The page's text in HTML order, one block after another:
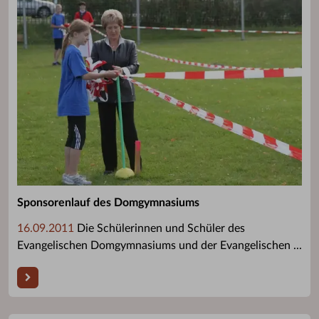
Sponsorenlauf des Domgymnasiums
16.09.2011 Die Schülerinnen und Schüler des
Evangelischen Domgymnasiums und der Evangelischen ...